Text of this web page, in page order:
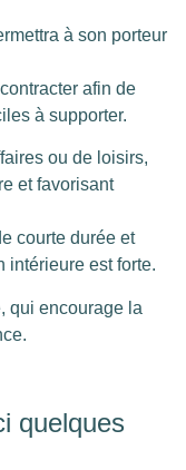
à son porteur
afin de
à supporter.
ou de loisirs,
et favorisant
courte durée et
intérieure est forte.
qui encourage la
quelques